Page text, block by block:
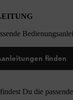
finden
Du die